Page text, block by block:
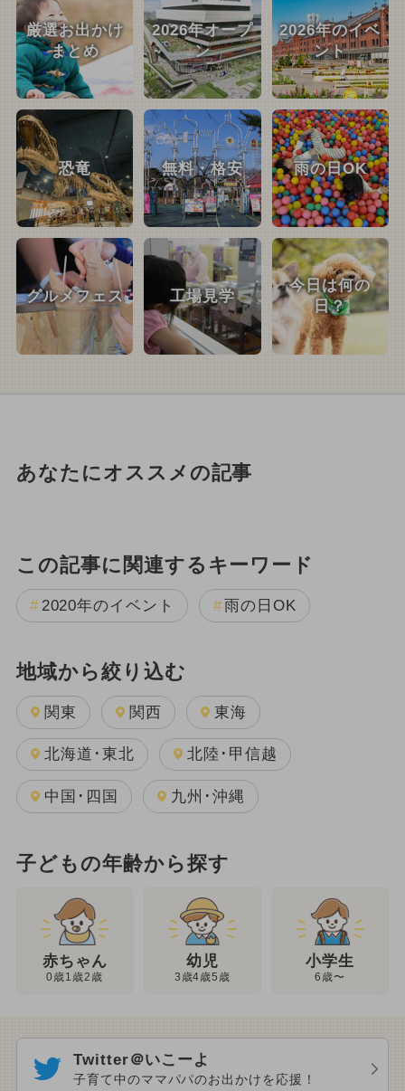
厳選お出かけ
まとめ
2026年オープ
ン
2026年のイベ
ント
恐竜 無料・格安 雨の日OK
グルメフェス 工場見学
今日は何の
日？
あなたにオススメの記事
この記事に関連するキーワード
2020年のイベント 雨の日OK
地域から絞り込む
関東 関西 東海
北海道･東北 北陸･甲信越
中国･四国 九州･沖縄
子どもの年齢から探す
赤ちゃん
0歳1歳2歳
幼児
3歳4歳5歳
小学生
6歳〜
Twitter＠いこーよ
子育て中のママパパのお出かけを応援！